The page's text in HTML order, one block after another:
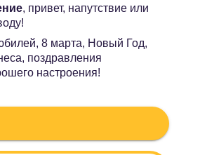
, привет, напутствие или
8 марта, Новый Год,
поздравления
настроения!